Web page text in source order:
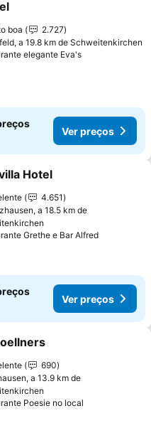
aos favoritos
boa
2.727
a 19.8 km de Schweitenkirchen
elegante Eva's
Ver preços
aos favoritos
Hotel
4.651
a 18.5 km de
Grethe e Bar Alfred
Ver preços
aos favoritos
690
a 13.9 km de
Poesie no local